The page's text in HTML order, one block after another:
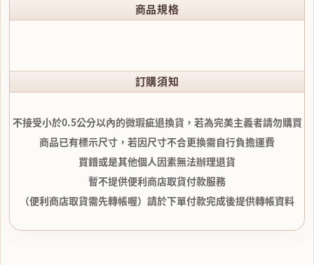
商品規格
訂購須知
不接受小於0.5公分以內的微瑕疵退換貨，若為完美主義者請勿購買
商品已有標示尺寸，若因尺寸不合更換需自行負擔運費
買錯或是其他個人因素無法辦理退貨
暫不提供便利商店取貨付款服務
（便利商店取貨需先轉帳喔）請於下單付款完成後提供轉帳資料